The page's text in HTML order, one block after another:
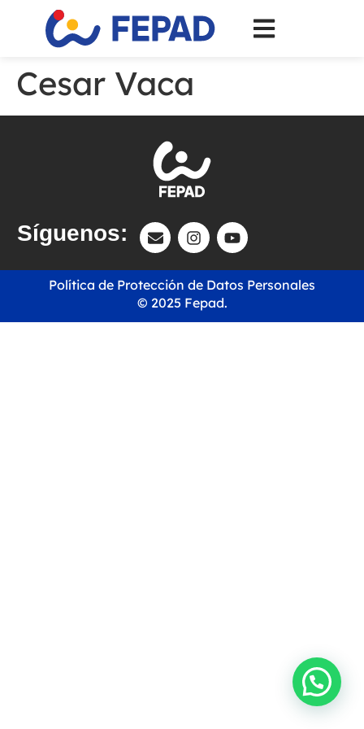
Cesar Vaca
Síguenos:
© 2025 Fepad.
Política de Protección de Datos Personales